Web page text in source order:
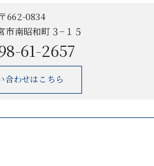
〒662-0834
市南昭和町３−１５
61-2657
合わせはこちら